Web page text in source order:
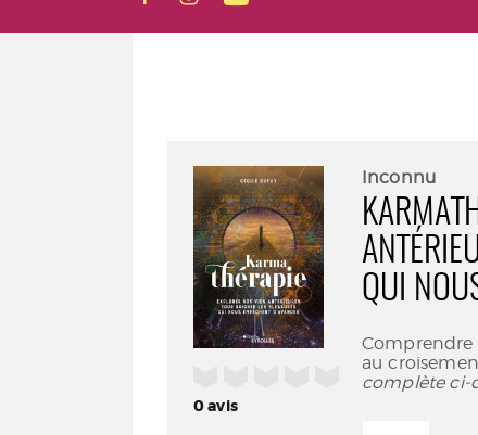
0avis
Inconnu
QUI
Comprendre
au
complète ci-